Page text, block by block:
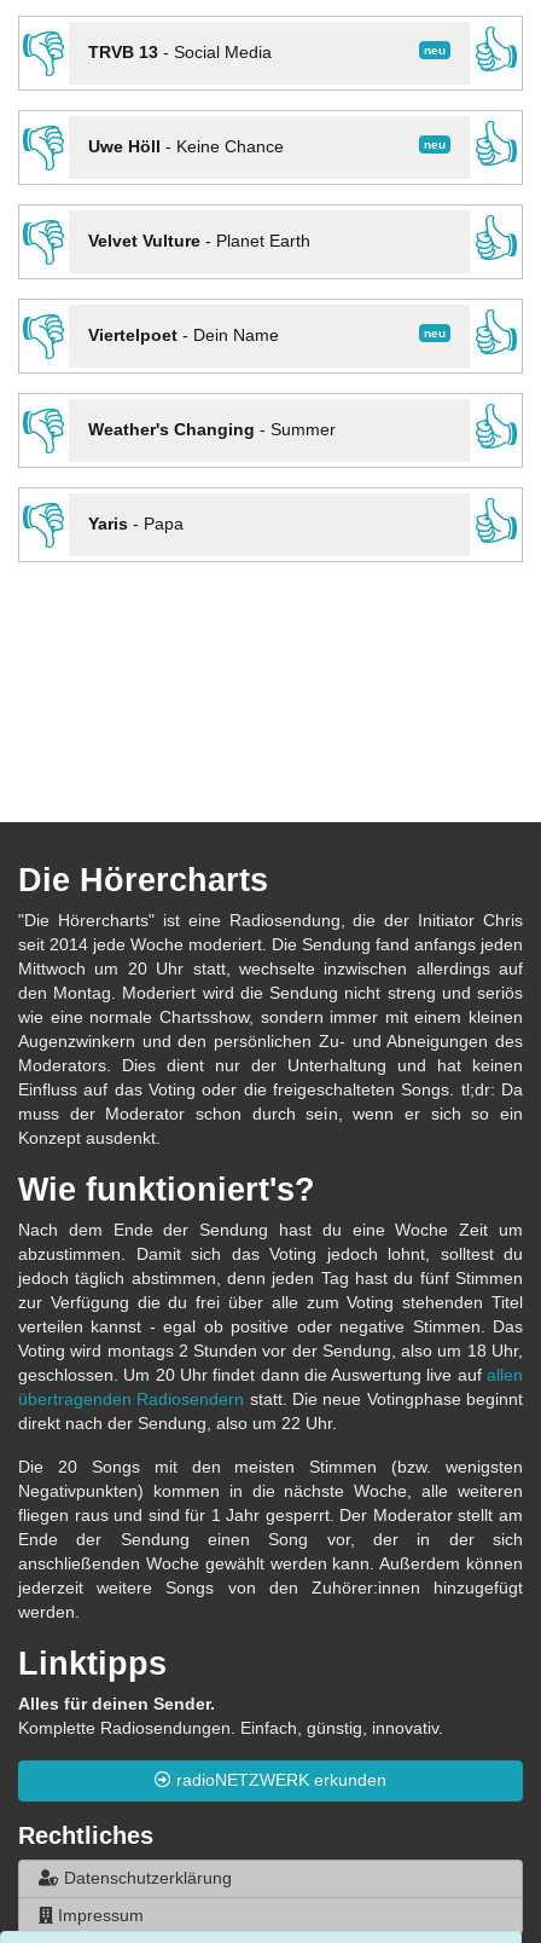
👎
neu
TRVB 13- Social Media
👍
👎
neu
Uwe Höll - Keine Chance
👍
👎
Velvet Vulture- Planet Earth
👍
👎
neu
Viertelpoet- Dein Name
👍
👎
Weather's Changing - Summer
👍
👎
Yaris- Papa 👍
Die Hörercharts
"Die Hörercharts" ist eine Radiosendung, die der Initiator Chris
seit 2014 jede Woche moderiert. Die Sendung fand anfangs jeden
Mittwoch um 20 Uhr statt, wechselte inzwischen allerdings auf
den Montag. Moderiert wird die Sendung nicht streng und seriös
wie eine normale Chartsshow, sondern immer mit einem kleinen
Augenzwinkern und den persönlichen Zu- und Abneigungen des
Moderators. Dies dient nur der Unterhaltung und hat keinen
Einfluss auf das Voting oder die freigeschalteten Songs. tl;dr: Da
muss der Moderator schon durch sein, wenn er sich so ein
Konzept ausdenkt.
Wie funktioniert's?
Nach dem Ende der Sendung hast du eine Woche Zeit um
abzustimmen. Damit sich das Voting jedoch lohnt, solltest du
jedoch täglich abstimmen, denn jeden Tag hast du fünf Stimmen
zur Verfügung die du frei über alle zum Voting stehenden Titel
verteilen kannst - egal ob positive oder negative Stimmen. Das
Voting wird montags 2 Stunden vor der Sendung, also um 18 Uhr,
geschlossen. Um 20 Uhr findet dann die Auswertung live auf allen
übertragenden Radiosendern statt. Die neue Votingphase beginnt
direkt nach der Sendung, also um 22 Uhr.
Die 20 Songs mit den meisten Stimmen (bzw. wenigsten
Negativpunkten) kommen in die nächste Woche, alle weiteren
fliegen raus und sind für 1 Jahr gesperrt. Der Moderator stellt am
Ende der Sendung einen Song vor, der in der sich
anschließenden Woche gewählt werden kann. Außerdem können
jederzeit weitere Songs von den Zuhörer:innen hinzugefügt
werden.
Linktipps
Alles für deinen Sender.
Komplette Radiosendungen. Einfach, günstig, innovativ.
radioNETZWERK erkunden
Rechtliches
Datenschutzerklärung
Impressum